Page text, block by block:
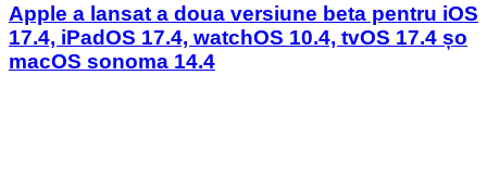
Apple a lansat a doua versiune beta pentru iOS
17.4, iPadOS 17.4, watchOS 10.4, tvOS 17.4 șo
macOS sonoma 14.4